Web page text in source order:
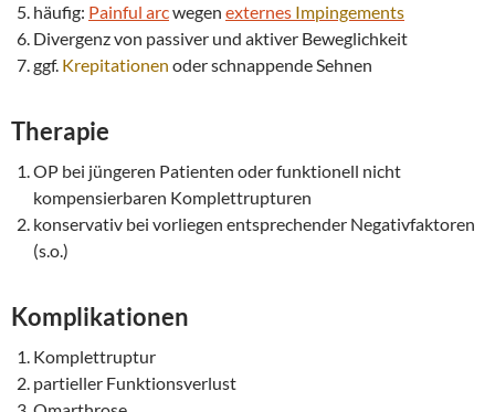
häufig: Painful arcwegen externes Impingements
Divergenz von passiver und aktiver Beweglichkeit
ggf. Krepitationen oder schnappende Sehnen
Therapie
OP bei jüngeren Patienten oder funktionell nicht
kompensierbaren Komplettrupturen
konservativ bei vorliegen entsprechender Negativfaktoren
(s.o.)
Komplikationen
Komplettruptur
partieller Funktionsverlust